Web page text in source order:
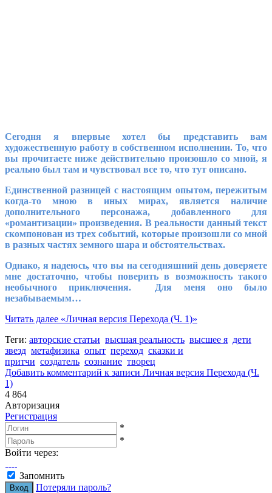
Сегодня я впервые хотел бы представить вам
художественную работу в собственном исполнении. То, что
вы прочитаете ниже действительно произошло со мной, я
реально был там и чувствовал все то, что тут описано.
Единственной разницей с настоящим опытом, пережитым
когда-то мною в иных мирах, является наличие
дополнительного персонажа, добавленного для
«романтизации» произведения. В реальности данный текст
скомпонован из трех событий, которые произошли со мной
в разных частях земного шара и обстоятельствах.
Однако, я надеюсь, что вы на сегодняшний день доверяете
мне достаточно, чтобы поверить в возможность такого
необычного приключения. Для меня оно было
незабываемым…
Читать далее «Личная версия Перехода (Ч. 1)»
Теги: авторские статьи высшая реальность высшее я дети
звезд метафизика опыт переход сказки и
притчи создатель сознание творец
Добавить комментарий к записи Личная версия Перехода (Ч.
1)
4 864
Авторизация
Регистрация
*
*
Войти через:
Запомнить
Потеряли пароль?